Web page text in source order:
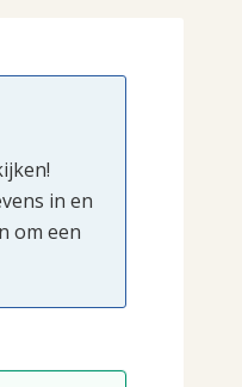
in en
om een